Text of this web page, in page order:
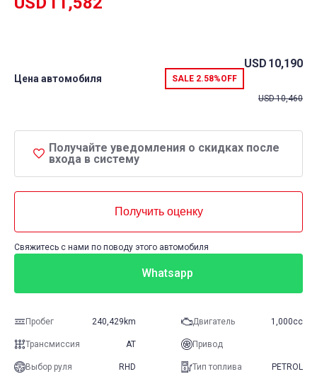
Цена автомобиля SALE 2.58%OFF
USD 10,190
USD10,460
Получайте уведомления о скидках после
входа в систему
Получить оценку
Свяжитесь с нами по поводу этого автомобиля
Whatsapp
Пробег 240,429km Двигатель 1,000cc
Трансмиссия AT Привод
Выбор руля RHD Тип топлива PETROL